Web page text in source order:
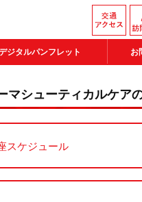
ジタルパンフレット お
マシューティカルケア
スケジュール